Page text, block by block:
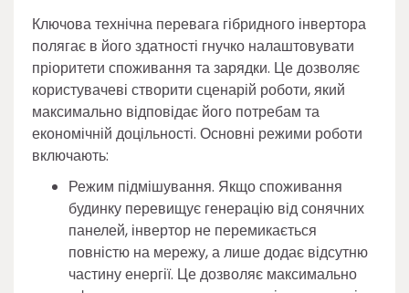
Ключова технічна перевага гібридного інвертора
полягає в його здатності гнучко налаштовувати
пріоритети споживання та зарядки. Це дозволяє
користувачеві створити сценарій роботи, який
максимально відповідає його потребам та
економічній доцільності. Основні режими роботи
включають:
Режим підмішування. Якщо споживання
будинку перевищує генерацію від сонячних
панелей, інвертор не перемикається
повністю на мережу, а лише додає відсутню
частину енергії. Це дозволяє максимально